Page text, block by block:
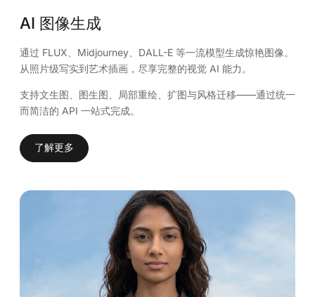
AI 图像生成
通过 FLUX、Midjourney、DALL-E 等一流模型生成惊艳图像。
从照片级写实到艺术插画，尽享完整的视觉 AI 能力。
支持文生图、图生图、局部重绘、扩图与风格迁移——通过统一
而简洁的 API 一站式完成。
了解更多